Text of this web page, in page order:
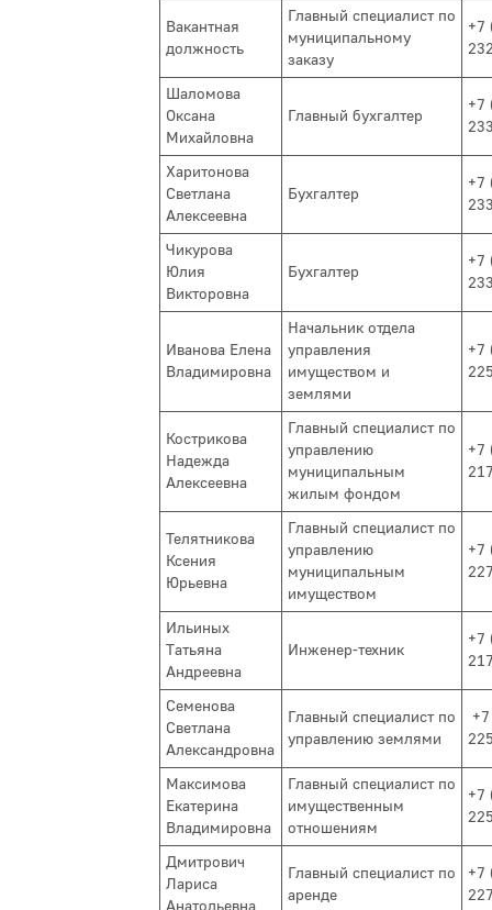
Вакантная
должность
Главный специалист по
муниципальному
заказу
+7
Шаломова
Оксана
Михайловна
Главный бухгалтер
+7
Харитонова
Светлана
Алексеевна
Бухгалтер
+7
Чикурова
Юлия
Викторовна
Бухгалтер
+7
Иванова Елена
Владимировна
Начальник отдела
управления
имуществом и
землями
+7
Кострикова
Надежда
Алексеевна
Главный специалист по
управлению
муниципальным
жилым фондом
+7
Телятникова
Ксения
Юрьевна
Главный специалист по
управлению
муниципальным
имуществом
+7
Ильиных
Татьяна
Андреевна
Инженер-техник
+7
Семенова
Светлана
Александровна
Главный специалист по
управлению землями
Максимова
Екатерина
Владимировна
Главный специалист по
имущественным
отношениям
+7
Дмитрович
Лариса
Главный специалист по
аренде
+7